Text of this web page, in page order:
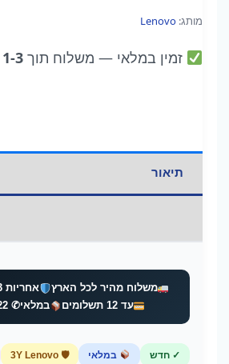
512GB
Touch
|
Arctic
Grey
|
מותג: Lenovo
זמין במלאי — משלוח תוך1-3 ימי עסקים
תיאור
משלוח מהיר לכל הארץ
אחריות Lenovo 3 שנים
עד 12 תשלומים
במלאי✆️ 08-6191922
✓ חדש במלאי 🛡 3Y Lenovo